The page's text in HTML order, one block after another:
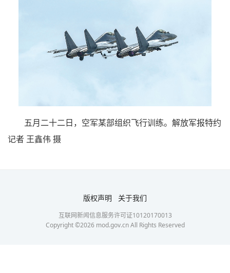
五月二十二日，空军某部组织飞行训练。解放军报特约
记者 王鑫伟 摄
版权声明 关于我们
互联网新闻信息服务许可证10120170013
Copyright ©2026mod.gov.cn All Rights Reserved